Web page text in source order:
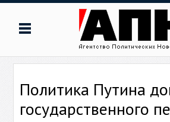
Политика Путина
государственного